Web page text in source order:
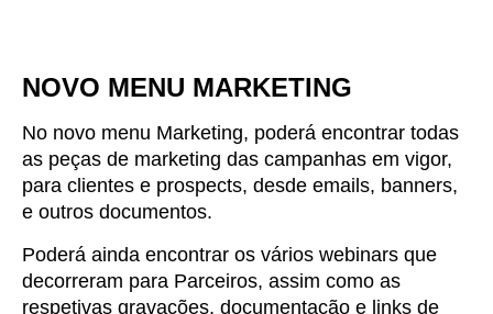
NOVO MENU MARKETING
No novo menu Marketing, poderá encontrar todas
as peças de marketing das campanhas em vigor,
para clientes e prospects, desde emails, banners,
e outros documentos.
Poderá ainda encontrar os vários webinars que
decorreram para Parceiros, assim como as
respetivas gravações, documentação e links de